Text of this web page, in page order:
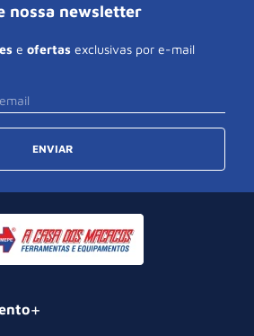
nossa newsletter
e ofertas exclusivas por e-mail
ENVIAR